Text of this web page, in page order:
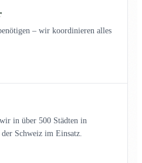
– wir koordinieren alles
in über 500 Städten in
Schweiz im Einsatz.